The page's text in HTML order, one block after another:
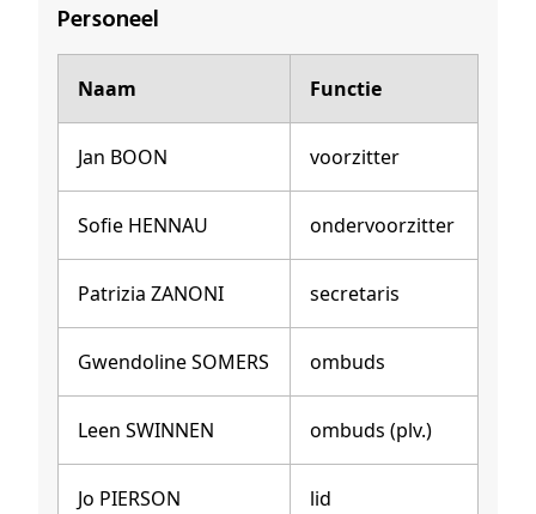
Personeel
Naam Functie
Jan BOON voorzitter
Sofie HENNAU ondervoorzitter
Patrizia ZANONI secretaris
Gwendoline SOMERS ombuds
Leen SWINNEN ombuds (plv.)
Jo PIERSON lid